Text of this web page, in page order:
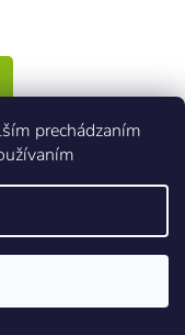
prechádzaním